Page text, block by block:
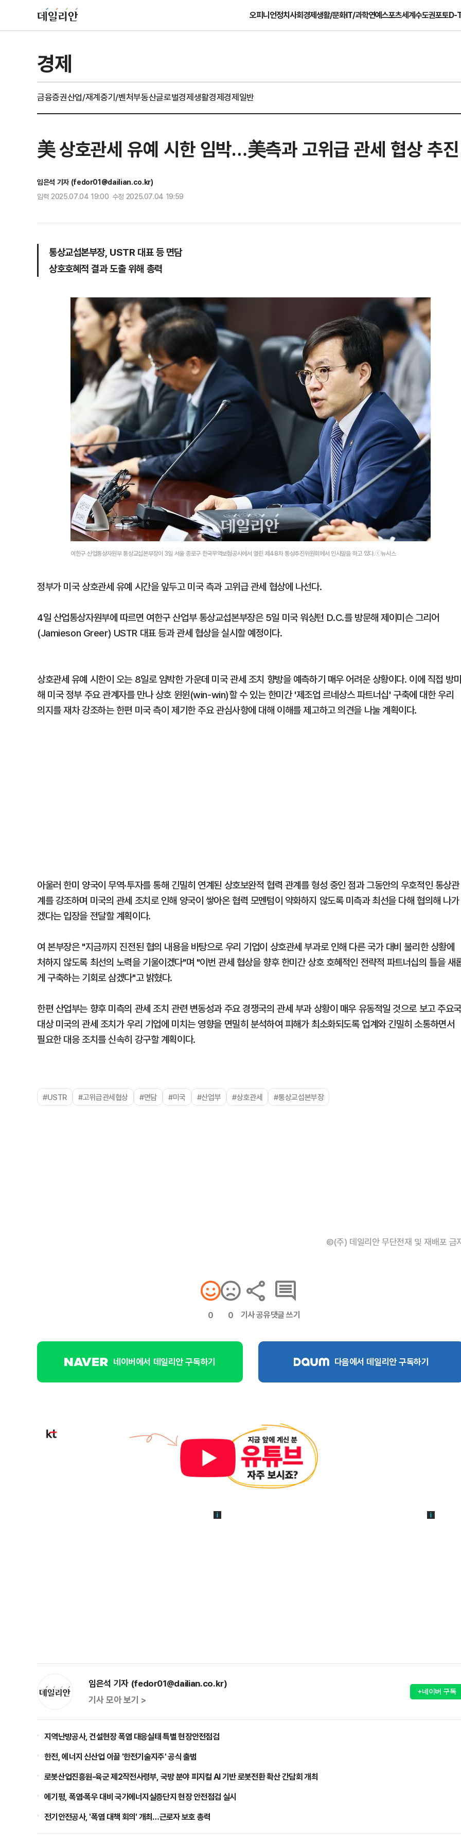
오피니언정치사회경제생활/문화IT/과학연예스포츠세계수도권포토D-
경제
금융증권산업/재계중기/벤처부동산글로벌경제생활경제경제일반
美 상호관세 유예 시한 임박…美측과 고위급 관세 협상 추진
임은석 기자 (fedor01@dailian.co.kr)
입력 2025.07.04 19:00 수정 2025.07.04 19:59
통상교섭본부장, USTR 대표 등 면담
상호호혜적 결과 도출 위해 총력
여한구 산업통상자원부 통상교섭본부장이 3일 서울 종로구 한국무역보험공사에서 열린 제48차 통상추진위원회에서 인사말을 하고 있다.ⓒ뉴시스
정부가 미국 상호관세 유예 시간을 앞두고 미국 측과 고위급 관세 협상에 나선다.
4일 산업통상자원부에 따르면 여한구 산업부 통상교섭본부장은 5일 미국 워싱턴 D.C.를 방문해 제이미슨 그리어
(Jamieson Greer) USTR 대표 등과 관세 협상을 실시할 예정이다.
상호관세 유예 시한이 오는 8일로 임박한 가운데 미국 관세 조치 향방을 예측하기 매우 어려운 상황이다. 이에 직접 방
해 미국 정부 주요 관계자를 만나 상호 윈윈(win-win)할 수 있는 한미간 '제조업 르네상스 파트너십' 구축에 대한 우리
의지를 재차 강조하는 한편 미국 측이 제기한 주요 관심사항에 대해 이해를 제고하고 의견을 나눌 계획이다.
아울러 한미 양국이 무역·투자를 통해 긴밀히 연계된 상호보완적 협력 관계를 형성 중인 점과 그동안의 우호적인 통상관
계를 강조하며 미국의 관세 조치로 인해 양국이 쌓아온 협력 모멘텀이 약화하지 않도록 미측과 최선을 다해 협의해 나가
겠다는 입장을 전달할 계획이다.
여 본부장은 "지금까지 진전된 협의 내용을 바탕으로 우리 기업이 상호관세 부과로 인해 다른 국가 대비 불리한 상황에
처하지 않도록 최선의 노력을 기울이겠다"며 "이번 관세 협상을 향후 한미간 상호 호혜적인 전략적 파트너십의 틀을 새
게 구축하는 기회로 삼겠다"고 밝혔다.
한편 산업부는 향후 미측의 관세 조치 관련 변동성과 주요 경쟁국의 관세 부과 상황이 매우 유동적일 것으로 보고 주요
대상 미국의 관세 조치가 우리 기업에 미치는 영향을 면밀히 분석하여 피해가 최소화되도록 업계와 긴밀히 소통하면서
필요한 대응 조치를 신속히 강구할 계획이다.
#USTR #고위급관세협상 #면담 #미국 #산업부 #상호관세 #통상교섭본부장
©(주) 데일리안 무단전재 및 재배포 금
0 0 기사 공유댓글 쓰기
네이버에서 데일리안 구독하기 다음에서 데일리안 구독하기
임은석 기자 (fedor01@dailian.co.kr)
기사 모아 보기 >
+네이버 구독
지역난방공사, 건설현장 폭염 대응실태 특별 현장안전점검
한전, 에너지 신산업 이끌 '한전기술지주' 공식 출범
로봇산업진흥원-육군 제2작전사령부, 국방 분야 피지컬 AI 기반 로봇전환 확산 간담회 개최
에기평, 폭염·폭우 대비 국가에너지실증단지 현장 안전점검 실시
전기안전공사, '폭염 대책 회의' 개최…근로자 보호 총력